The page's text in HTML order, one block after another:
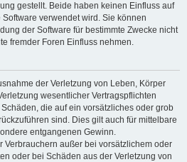
gestellt. Beide haben keinen Einfluss auf
verwendet wird. Sie können
der Software für bestimmte Zwecke nicht
fremder Foren Einfluss nehmen.
der Verletzung von Leben, Körper
wesentlicher Vertragspflichten
die auf ein vorsätzliches oder grob
sind. Dies gilt auch für mittelbare
entgangenen Gewinn.
Verbrauchern außer bei vorsätzlichem oder
oder bei Schäden aus der Verletzung von